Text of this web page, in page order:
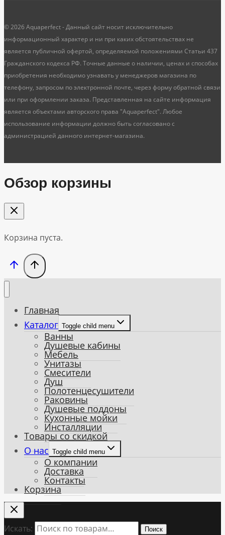
© 2026 Aquaperfect - Данный сайт носит исключительно
информационный характер и ни при каких обстоятельствах не
является публичной офертой, определяемой положениями Статьи 437
Гражданского кодекса РФ. Точные данные о наличии, ценах и способах
приобретения необходимо узнавать у менеджеров магазина по
телефону, запросом по электронной почте, через форму обратной связи
или при оформлении заказа. Представленная на сайте информация
является объектами авторского права "Aquaperfect". Любое
использование информации должно быть согласовано с
администрацией данного интернет-магазина.
Обзор корзины
Корзина пуста.
Главная
Каталог Toggle child menu
Ванны
Душевые кабины
Мебель
Унитазы
Смесители
Душ
Полотенцесушители
Раковины
Душевые поддоны
Кухонные мойки
Инсталляции
Товары со скидкой
О нас Toggle child menu
О компании
Доставка
Контакты
Корзина
Искать: Поиск